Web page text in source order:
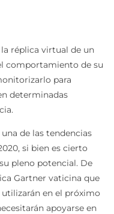
réplica virtual de un
comportamiento de su
para
determinadas
de las tendencias
si bien es cierto
pleno potencial. De
Gartner vaticina que
en el próximo
apoyarse en